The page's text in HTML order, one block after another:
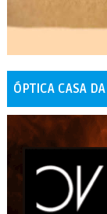
ÓPTICA CASA